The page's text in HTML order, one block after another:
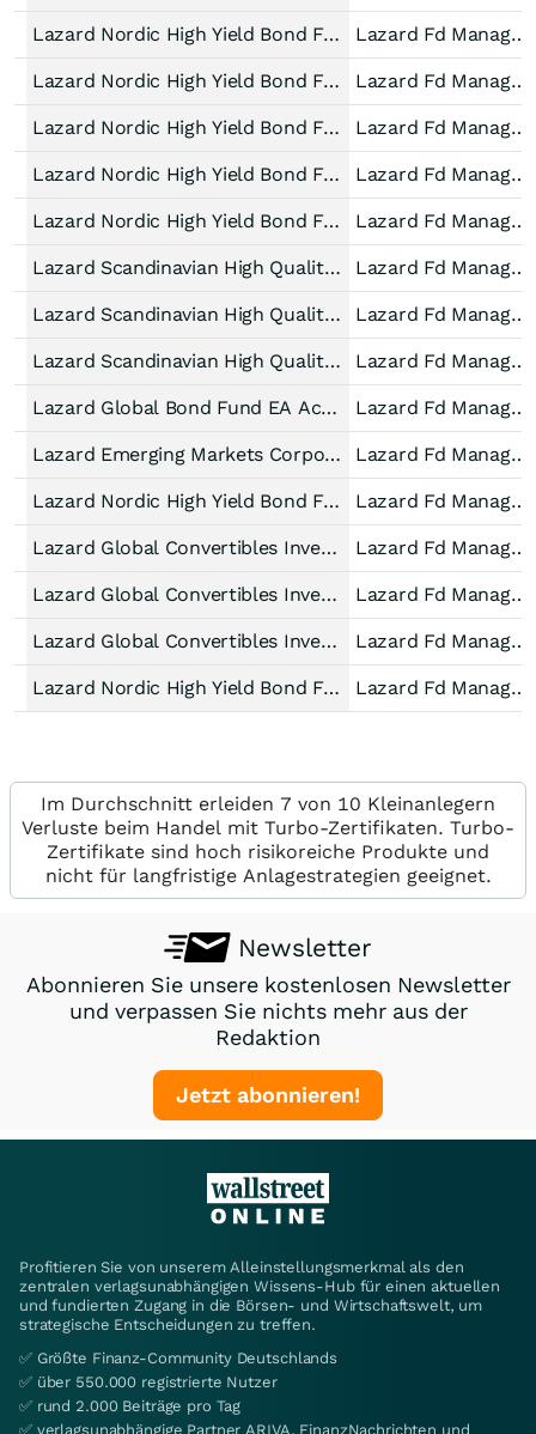
Lazard Nordic High Yield Bond Fund C Acc EUR Lazard Fd Manager IE
Lazard Nordic High Yield Bond Fund C Dist EUR Lazard Fd Manager IE
Lazard Nordic High Yield Bond Fund A Acc EUR Lazard Fd Manager IE
Lazard Nordic High Yield Bond Fund A Dist EUR Lazard Fd Manager IE
Lazard Nordic High Yield Bond Fund BP Dist EUR Lazard Fd Manager IE
Lazard Scandinavian High Quality Bond Fund EA Dist EUR Lazard Fd Manager IE
Lazard Scandinavian High Quality Bond Fund C Acc EUR Lazard Fd Manager IE
Lazard Scandinavian High Quality Bond Fund A Dist EUR Lazard Fd Manager IE
Lazard Global Bond Fund EA Acc EUR Hedged Lazard Fd Manager IE
Lazard Emerging Markets Corporate Debt Fund C Dist EUR Lazard Fd Manager IE
Lazard Nordic High Yield Bond Fund BP Acc EUR Lazard Fd Manager IE
Lazard Global Convertibles Investment Grade B Dist EUR Hdg Lazard Fd Manager IE
Lazard Global Convertibles Investment Grade B Dist USD Lazard Fd Manager IE
Lazard Global Convertibles Investment Grade C Dist EUR Hdg Lazard Fd Manager IE
Lazard Nordic High Yield Bond Fund S Dist EUR Lazard Fd Manager IE
Im Durchschnitt erleiden 7 von 10 Kleinanlegern
Verluste beim Handel mit Turbo-Zertifikaten. Turbo-
Zertifikate sind hoch risikoreiche Produkte und
nicht für langfristige Anlagestrategien geeignet.
Newsletter
Abonnieren Sie unsere kostenlosen Newsletter
und verpassen Sie nichts mehr aus der
Redaktion
Jetzt abonnieren!
Profitieren Sie von unserem Alleinstellungsmerkmal als den
zentralen verlagsunabhängigen Wissens-Hub für einen aktuellen
und fundierten Zugang in die Börsen- und Wirtschaftswelt, um
strategische Entscheidungen zu treffen.
✅ Größte Finanz-Community Deutschlands
✅ über 550.000 registrierte Nutzer
✅ rund 2.000 Beiträge pro Tag
✅ verlagsunabhängige Partner ARIVA, FinanzNachrichten und